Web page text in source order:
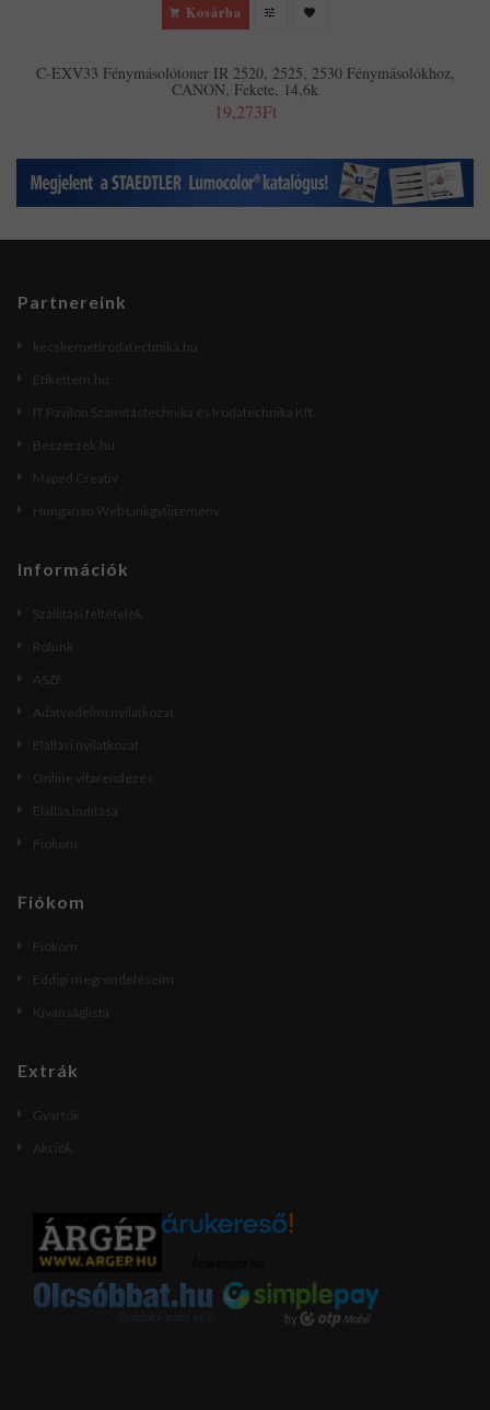
Kosárba
C-EXV33 Fénymásolótoner IR 2520, 2525, 2530 Fénymásolókhoz,
CANON, Fekete, 14,6k
19,273Ft
Partnereink
kecskemetirodatechnika.hu
Etikettem.hu
IT Pavilon Számítástechnika és Irodatechnika Kft.
Beszerzek.hu
Maped Creativ
Hungarian Web Linkgyűjtemény
Információk
Szállítási feltételek
Rólunk
ÁSZF
Adatvédelmi nyilatkozat
Elállási nyilatkozat
Online vitarendezés
Elállás indítása
Fiókom
Fiókom
Fiókom
Eddigi megrendeléseim
Kívánságlista
Extrák
Gyártók
Akciók